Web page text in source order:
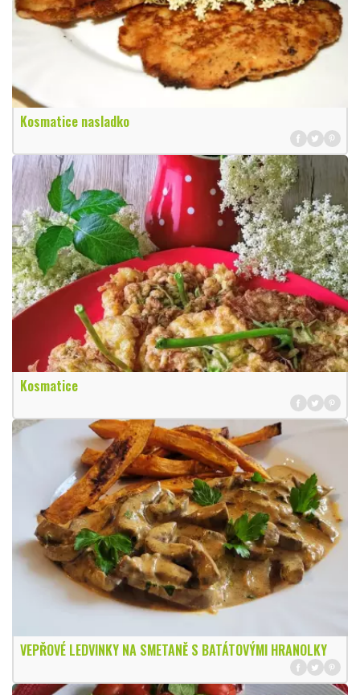
Kosmatice nasladko
Kosmatice
VEPŘOVÉ LEDVINKY NA SMETANĚ S BATÁTOVÝMI HRANOLKY